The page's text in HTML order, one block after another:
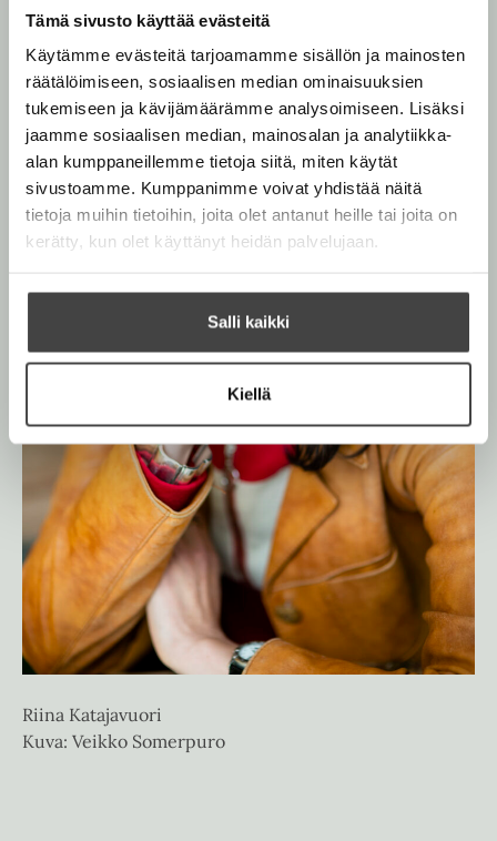
Tämä sivusto käyttää evästeitä
Käytämme evästeitä tarjoamamme sisällön ja mainosten
räätälöimiseen, sosiaalisen median ominaisuuksien
tukemiseen ja kävijämäärämme analysoimiseen. Lisäksi
jaamme sosiaalisen median, mainosalan ja analytiikka-
alan kumppaneillemme tietoja siitä, miten käytät
sivustoamme. Kumppanimme voivat yhdistää näitä
tietoja muihin tietoihin, joita olet antanut heille tai joita on
kerätty, kun olet käyttänyt heidän palvelujaan.
Salli kaikki
Kiellä
i
e
h
t
e
e
n
a
v
u
o
r
Riina Katajavuori
Kuva: Veikko Somerpuro